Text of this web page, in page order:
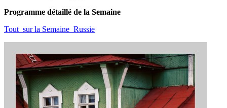
Programme détaillé de la Semaine
Tout_sur la Semaine_Russie